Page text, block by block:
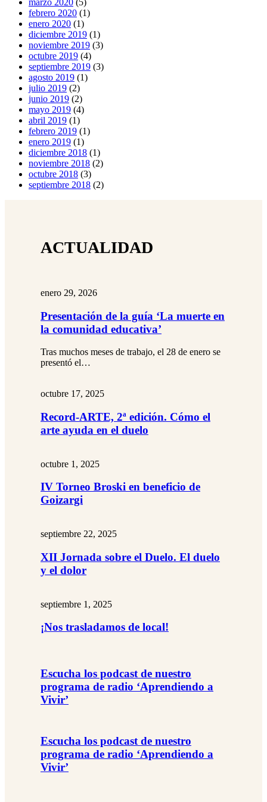
marzo 2020 (5)
febrero 2020 (1)
enero 2020 (1)
diciembre 2019 (1)
noviembre 2019 (3)
octubre 2019 (4)
septiembre 2019 (3)
agosto 2019 (1)
julio 2019 (2)
junio 2019 (2)
mayo 2019 (4)
abril 2019 (1)
febrero 2019 (1)
enero 2019 (1)
diciembre 2018 (1)
noviembre 2018 (2)
octubre 2018 (3)
septiembre 2018 (2)
ACTUALIDAD
enero 29, 2026
Presentación de la guía ‘La muerte en
la comunidad educativa’
Tras muchos meses de trabajo, el 28 de enero se
presentó el…
octubre 17, 2025
Record-ARTE, 2ª edición. Cómo el
arte ayuda en el duelo
octubre 1, 2025
IV Torneo Broski en beneficio de
Goizargi
septiembre 22, 2025
XII Jornada sobre el Duelo. El duelo
y el dolor
septiembre 1, 2025
¡Nos trasladamos de local!
Escucha los podcast de nuestro
programa de radio ‘Aprendiendo a
Vivir’
Escucha los podcast de nuestro
programa de radio ‘Aprendiendo a
Vivir’